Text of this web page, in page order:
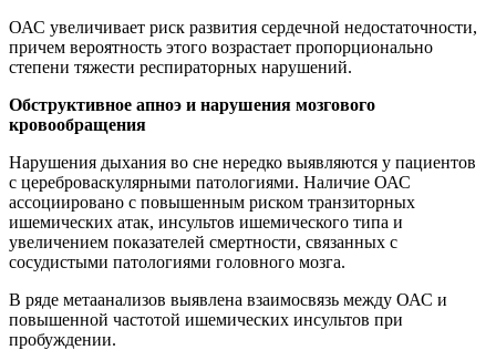
ОАС увеличивает риск развития сердечной недостаточности,
причем вероятность этого возрастает пропорционально
степени тяжести респираторных нарушений.
Обструктивное апноэ и нарушения мозгового
кровообращения
Нарушения дыхания во сне нередко выявляются у пациентов
с цереброваскулярными патологиями. Наличие ОАС
ассоциировано с повышенным риском транзиторных
ишемических атак, инсультов ишемического типа и
увеличением показателей смертности, связанных с
сосудистыми патологиями головного мозга.
В ряде метаанализов выявлена взаимосвязь между ОАС и
повышенной частотой ишемических инсультов при
пробуждении.